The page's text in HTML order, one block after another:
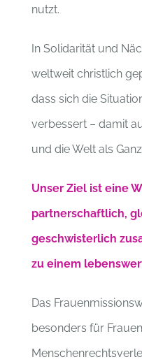
nutzt.
In Solidarität und
weltweit christlich
dass sich die
verbessert – damit
und die Welt als
Unser Ziel ist eine
partnerschaftlich,
geschwisterlich
zu einem
Das
besonders für